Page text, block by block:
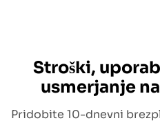
Stroški,
usmerjanje
Pridobite 10-dnevni